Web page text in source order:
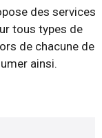
des services
tous types de
de chacune de
ainsi.